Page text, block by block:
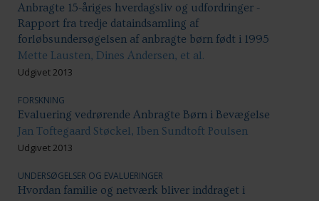
Anbragte 15-åriges hverdagsliv og udfordringer -
Rapport fra tredje dataindsamling af
forløbsundersøgelsen af anbragte børn født i 1995
Mette Lausten, Dines Andersen, et al.
Udgivet 2013
FORSKNING
Evaluering vedrørende Anbragte Børn i Bevægelse
Jan Toftegaard Støckel, Iben Sundtoft Poulsen
Udgivet 2013
UNDERSØGELSER OG EVALUERINGER
Hvordan familie og netværk bliver inddraget i